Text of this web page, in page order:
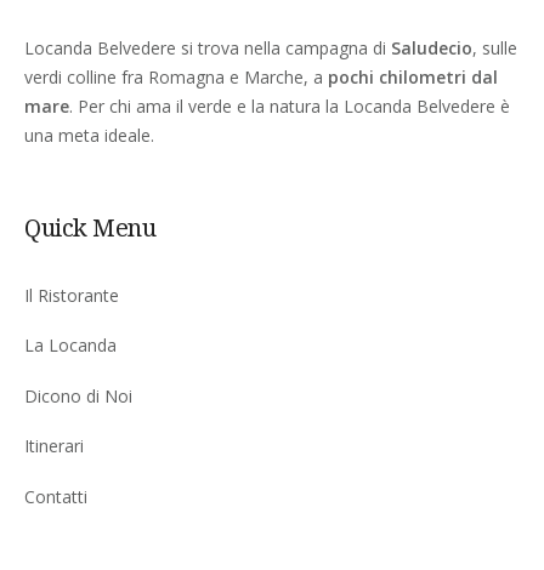
Locanda Belvedere si trova nella campagna di Saludecio, sulle
verdi colline fra Romagna e Marche, a pochi chilometri dal
mare. Per chi ama il verde e la natura la Locanda Belvedere è
una meta ideale.
Quick Menu
Il Ristorante
La Locanda
Dicono di Noi
Itinerari
Contatti